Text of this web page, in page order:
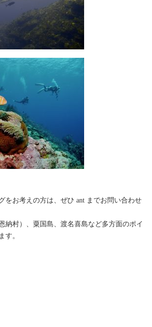
をお考えの方は、ぜひ ant までお問い合わせ
納村）、粟国島、渡名喜島など多方面のポイ
す。